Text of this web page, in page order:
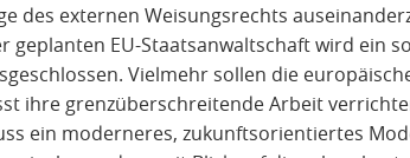
des externen Weisungsrechts
geplanten EU-Staatsanwaltschaft wird ein
Vielmehr sollen die
ihre grenzüberschreitende Arbeit
ein moderneres, zukunftsorientiertes